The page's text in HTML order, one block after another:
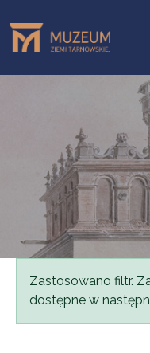
Komunikat
Zastosowano filtr.
dostępne w